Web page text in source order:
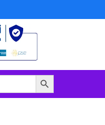
Botón de búsqueda